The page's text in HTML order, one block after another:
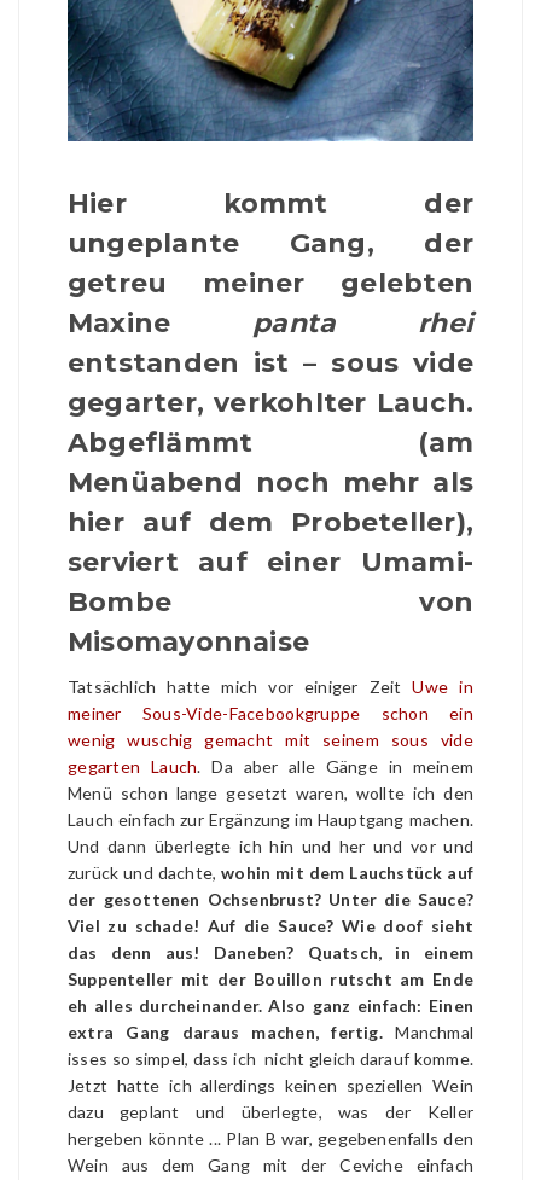
Hier kommt der
ungeplante Gang, der
getreu meiner gelebten
Maxine panta rhei
entstanden ist – sous vide
gegarter, verkohlter Lauch.
Abgeflämmt (am
Menüabend noch mehr als
hier auf dem Probeteller),
serviert auf einer Umami-
Bombe von
Misomayonnaise
Tatsächlich hatte mich vor einiger ZeitUwe in
meiner Sous-Vide-Facebookgruppe schon ein
wenig wuschig gemacht mit seinem sous vide
gegarten Lauch. Da aber alle Gänge in meinem
Menü schon lange gesetzt waren, wollte ich den
Lauch einfach zur Ergänzung im Hauptgang machen.
Und dann überlegte ich hin und her und vor und
zurück und dachte,wohin mit dem Lauchstück auf
der gesottenen Ochsenbrust? Unter die Sauce?
Viel zu schade! Auf die Sauce? Wie doof sieht
das denn aus! Daneben? Quatsch, in einem
Suppenteller mit der Bouillon rutscht am Ende
eh alles durcheinander. Also ganz einfach: Einen
extra Gang daraus machen, fertig.Manchmal
isses so simpel, dass ich nicht gleich darauf komme.
Jetzt hatte ich allerdings keinen speziellen Wein
dazu geplant und überlegte, was der Keller
hergeben könnte ... Plan B war, gegebenenfalls den
Wein aus dem Gang mit der Ceviche einfach